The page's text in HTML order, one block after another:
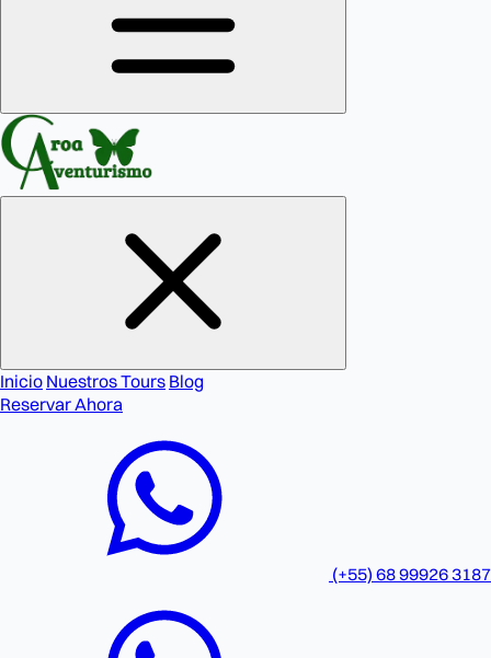
Inicio Nuestros Tours Blog
Reservar Ahora
(+55) 68 99926 3187